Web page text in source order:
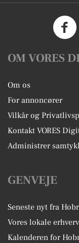
OM VORES
Om os
For annoncører
Vilkår og
Kontakt VORES
Administrer
GENVEJE
Seneste nyt fra
Vores lokale erhverv
Kalenderen for